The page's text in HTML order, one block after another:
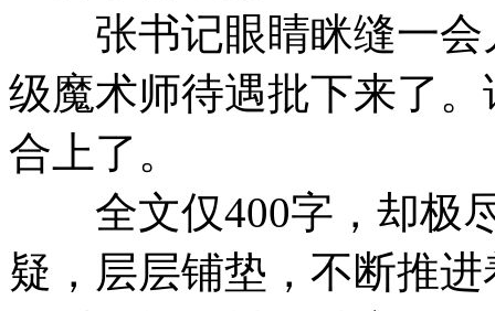
张书记眼睛眯缝一会
级魔术师待遇批下来了
合上了。
全文仅400字，却极尽
疑，层层铺垫，不断推进